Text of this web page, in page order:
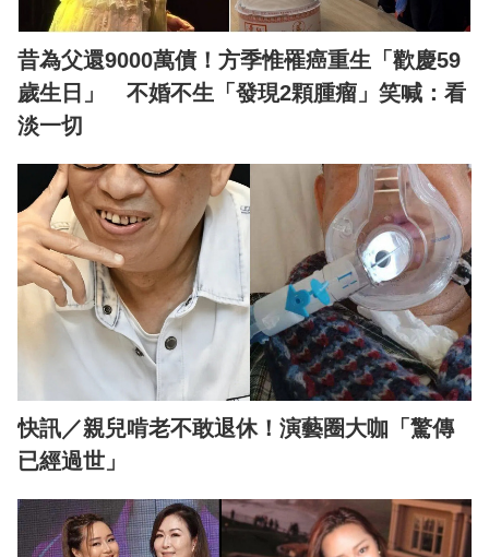
昔為父還9000萬債！方季惟罹癌重生「歡慶59
歲生日」 不婚不生「發現2顆腫瘤」笑喊：看
淡一切
快訊／親兒啃老不敢退休！演藝圈大咖「驚傳
已經過世」